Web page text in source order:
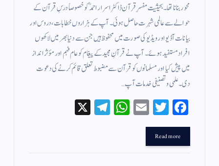
محور بنانا تھا۔ بحیثیت مفسرِ قرآن ڈاکٹر اسرار احمدؒ کو خصوصاً درسِ قرآن کے
حوالے سے عالمی شہرت حاصل ہوئی۔ آپ کے ہزاروں خطابات، دروس اور
بیانات آڈیو اور ویڈیو کی صورت میں محفوظ ہیں جن سے دنیا بھر میں لاکھوں
افراد مستفید ہوئے۔ آپ نے قرآنِ مجید کے پیغام کو عام فہم اور مؤثر انداز
میں پیش کیا اور مسلمانوں کو قرآن سے مضبوط تعلق قائم کرنے کی دعوت
دی۔ علمی و تصنیفی خدمات آپ…
Fa
ce
bo
ok
T
wi
r
E
W
Te
Read more